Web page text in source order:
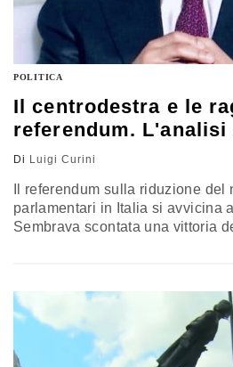
POLITICA
Il centrodestra e le
referendum.
Di Luigi Curini
Il referendum sulla riduzione del
parlamentari in Italia si avvicina
Sembrava scontata una vittoria
diversi giorni, da molti giornali,
indicare…